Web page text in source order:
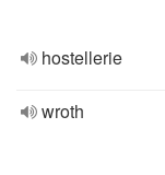
hostellerie
wroth